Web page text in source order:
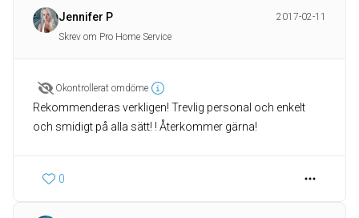
Jennifer P
2017-02-11
Skrev om Pro Home Service
Okontrollerat omdöme
Rekommenderas verkligen! Trevlig personal och enkelt
och smidigt på alla sätt! ! Återkommer gärna!
0